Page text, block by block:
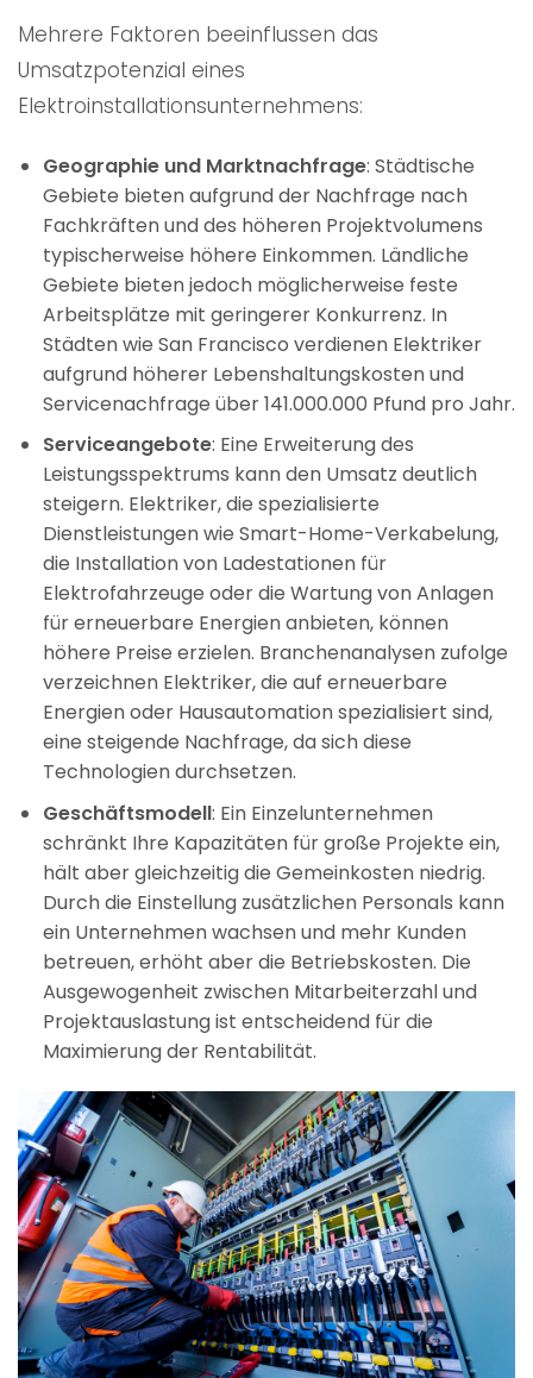
Mehrere Faktoren beeinflussen das
Umsatzpotenzial eines
Elektroinstallationsunternehmens:
Geographie und Marktnachfrage: Städtische
Gebiete bieten aufgrund der Nachfrage nach
Fachkräften und des höheren Projektvolumens
typischerweise höhere Einkommen. Ländliche
Gebiete bieten jedoch möglicherweise feste
Arbeitsplätze mit geringerer Konkurrenz. In
Städten wie San Francisco verdienen Elektriker
aufgrund höherer Lebenshaltungskosten und
Servicenachfrage über 141.000.000 Pfund pro Jahr.
Serviceangebote: Eine Erweiterung des
Leistungsspektrums kann den Umsatz deutlich
steigern. Elektriker, die spezialisierte
Dienstleistungen wie Smart-Home-Verkabelung,
die Installation von Ladestationen für
Elektrofahrzeuge oder die Wartung von Anlagen
für erneuerbare Energien anbieten, können
höhere Preise erzielen. Branchenanalysen zufolge
verzeichnen Elektriker, die auf erneuerbare
Energien oder Hausautomation spezialisiert sind,
eine steigende Nachfrage, da sich diese
Technologien durchsetzen.
Geschäftsmodell: Ein Einzelunternehmen
schränkt Ihre Kapazitäten für große Projekte ein,
hält aber gleichzeitig die Gemeinkosten niedrig.
Durch die Einstellung zusätzlichen Personals kann
ein Unternehmen wachsen und mehr Kunden
betreuen, erhöht aber die Betriebskosten. Die
Ausgewogenheit zwischen Mitarbeiterzahl und
Projektauslastung ist entscheidend für die
Maximierung der Rentabilität.